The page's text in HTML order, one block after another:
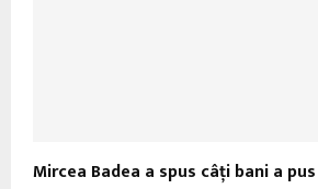
Mircea Badea a spus câţi bani a